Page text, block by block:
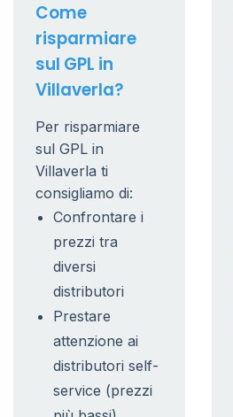
Come
risparmiare
sul GPL in
Villaverla?
Per risparmiare
sul GPL in
Villaverla ti
consigliamo di:
Confrontare i
prezzi tra
diversi
distributori
Prestare
attenzione ai
distributori self-
service (prezzi